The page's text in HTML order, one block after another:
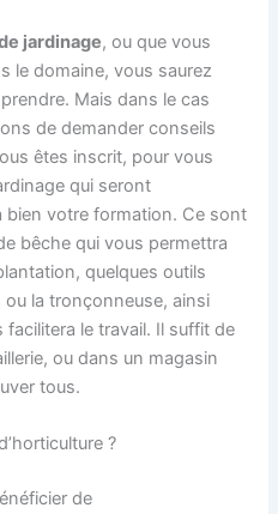
jardinage, ou que vous
le domaine, vous saurez
Mais dans le cas
de demander conseils
êtes inscrit, pour vous
qui seront
bien votre formation. Ce sont
bêche qui vous permettra
quelques outils
ou la tronçonneuse, ainsi
facilitera le travail. Il suffit de
ou dans un magasin
tous.
?
de